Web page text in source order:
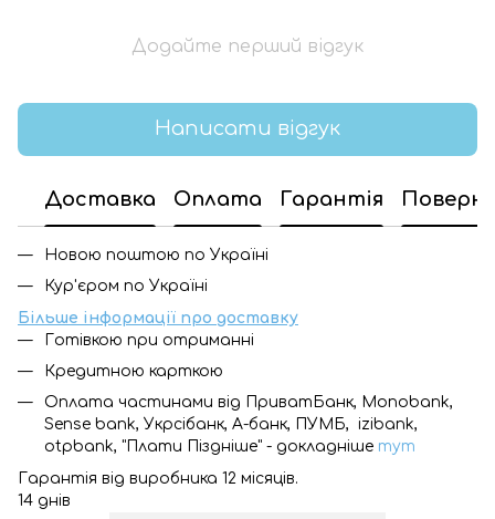
Додайте перший відгук
Написати відгук
Доставка Оплата Гарантія
Новою поштою по Україні
Кур'єром по Україні
Більше інформації про доставку
Готівкою при отриманні
Кредитною карткою
Оплата частинами від ПриватБанк, Monobank,
Sense bank, Укрсібанк, А-банк, ПУМБ, izibank,
otpbank, "Плати Піздніше" - докладніше тут
Гарантія від виробника 12 місяців.
14 днів